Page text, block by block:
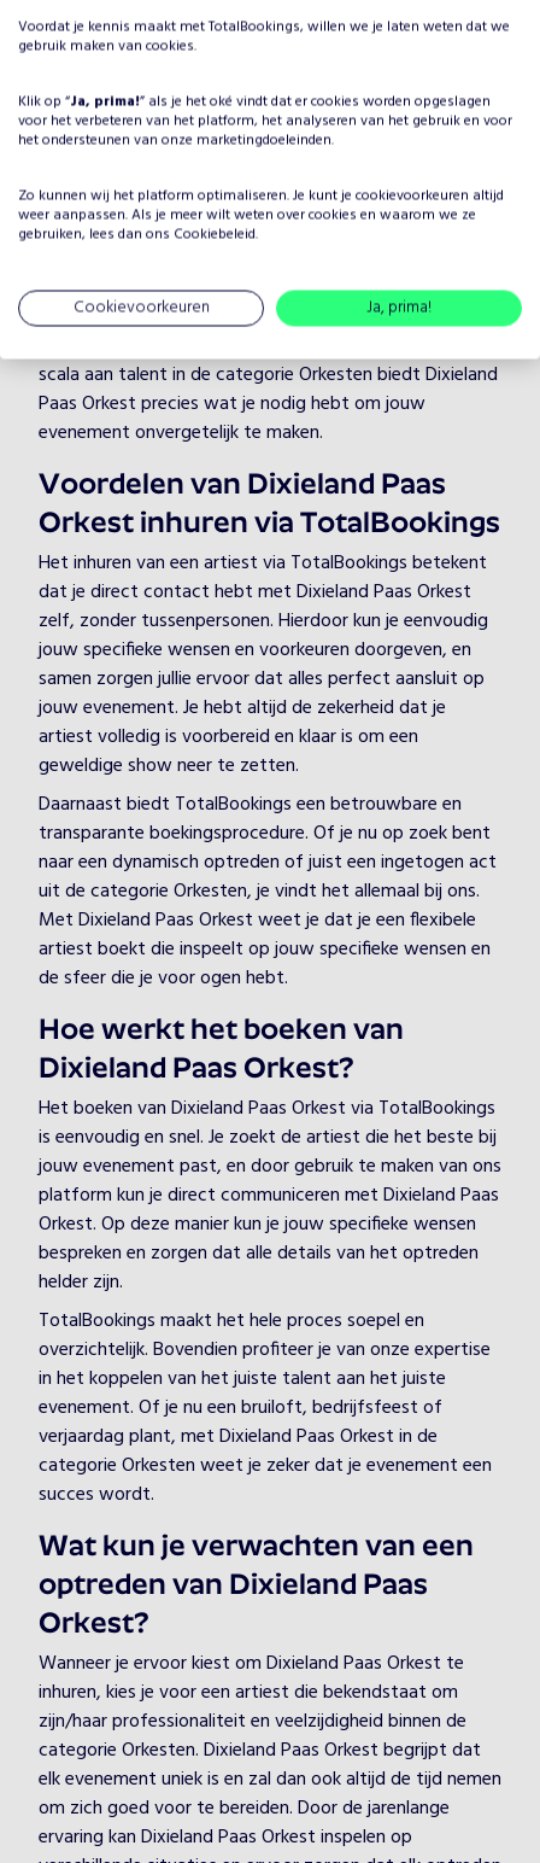
boeken voor jouw evenement?
zich mee, maar één ding is zeker: je wilt dat het
entertainment onvergetelijk is. Door Dixieland Paas
in de categorie Orkesten, die je evenement naar een
hoger niveau tilt. Dixieland Paas Orkest heeft jarenlange
ervaring en weet hoe hij/zij jouw gasten kan boeien en
Bij TotalBookings begrijpen we hoe belangrijk de juiste
scala aan talent in de categorie Orkesten biedt Dixieland
Paas Orkest precies wat je nodig hebt om jouw
evenement onvergetelijk te maken.
Voordelen van Dixieland Paas
Orkest inhuren via TotalBookings
Het inhuren van een artiest via TotalBookings betekent
dat je direct contact hebt met Dixieland Paas Orkest
zelf, zonder tussenpersonen. Hierdoor kun je eenvoudig
jouw specifieke wensen en voorkeuren doorgeven, en
samen zorgen jullie ervoor dat alles perfect aansluit op
jouw evenement. Je hebt altijd de zekerheid dat je
artiest volledig is voorbereid en klaar is om een
geweldige show neer te zetten.
Daarnaast biedt TotalBookings een betrouwbare en
transparante boekingsprocedure. Of je nu op zoek bent
naar een dynamisch optreden of juist een ingetogen act
uit de categorie Orkesten, je vindt het allemaal bij ons.
Met Dixieland Paas Orkest weet je dat je een flexibele
artiest boekt die inspeelt op jouw specifieke wensen en
de sfeer die je voor ogen hebt.
Hoe werkt het boeken van
Dixieland Paas Orkest?
Het boeken van Dixieland Paas Orkest via TotalBookings
is eenvoudig en snel. Je zoekt de artiest die het beste bij
jouw evenement past, en door gebruik te maken van ons
platform kun je direct communiceren met Dixieland Paas
Orkest. Op deze manier kun je jouw specifieke wensen
bespreken en zorgen dat alle details van het optreden
helder zijn.
TotalBookings maakt het hele proces soepel en
overzichtelijk. Bovendien profiteer je van onze expertise
in het koppelen van het juiste talent aan het juiste
evenement. Of je nu een bruiloft, bedrijfsfeest of
verjaardag plant, met Dixieland Paas Orkest in de
categorie Orkesten weet je zeker dat je evenement een
succes wordt.
Wat kun je verwachten van een
optreden van Dixieland Paas
Orkest?
Wanneer je ervoor kiest om Dixieland Paas Orkest te
inhuren, kies je voor een artiest die bekendstaat om
zijn/haar professionaliteit en veelzijdigheid binnen de
categorie Orkesten. Dixieland Paas Orkest begrijpt dat
elk evenement uniek is en zal dan ook altijd de tijd nemen
om zich goed voor te bereiden. Door de jarenlange
ervaring kan Dixieland Paas Orkest inspelen op
Voordat je kennis maakt met TotalBookings, willen we je laten weten dat we
gebruik maken van cookies.
Klik op “Ja, prima!” als je het oké vindt dat er cookies worden opgeslagen
voor het verbeteren van het platform, het analyseren van het gebruik en voor
het ondersteunen van onze marketingdoeleinden.
Zo kunnen wij het platform optimaliseren. Je kunt je cookievoorkeuren altijd
weer aanpassen. Als je meer wilt weten over cookies en waarom we ze
gebruiken, lees dan ons Cookiebeleid.
Cookievoorkeuren Ja, prima!